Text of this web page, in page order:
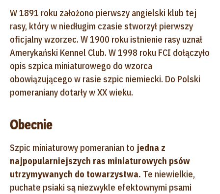
W 1891 roku założono pierwszy angielski klub tej
rasy, który w niedługim czasie stworzył pierwszy
oficjalny wzorzec. W 1900 roku istnienie rasy uznał
Amerykański Kennel Club. W 1998 roku FCI dołączyło
opis szpica miniaturowego do wzorca
obowiązującego w rasie szpic niemiecki. Do Polski
pomeraniany dotarły w XX wieku.
Obecnie
Szpic miniaturowy pomeranian to jedna z
najpopularniejszych ras miniaturowych psów
utrzymywanych do towarzystwa. Te niewielkie,
puchate psiaki są niezwykle efektownymi psami